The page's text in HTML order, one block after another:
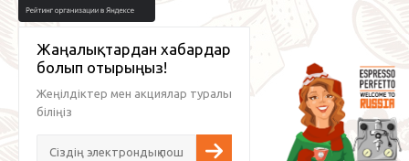
Жаңалықтардан хабардар
болып отырыңыз!
Жеңілдіктер мен акциялар туралы
біліңіз